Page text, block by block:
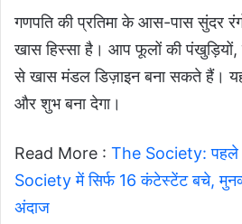
गणपति की प्रतिमा के आस-पास सुंदर
खास हिस्सा है। आप फूलों की पंखुड़ियों,
से खास मंडल डिज़ाइन बना सकते हैं। यह
और शुभ बना देगा।
Read More : The Society: पहले
Society में सिर्फ 16 कंटेस्टेंट बचे,
अंदाज